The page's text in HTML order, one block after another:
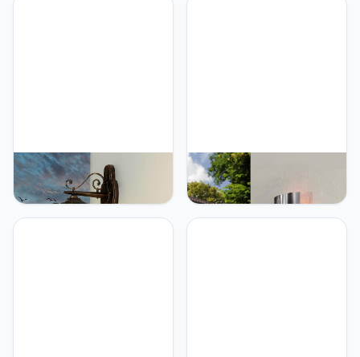
Licht-Erlebnisse
Nostalgische muur
buitenlamp "Brest" in
antiek zwart/van gegoten
Licht-Erlebnisse LYNMARK
Moderne buitenlamp met
bewegingsmelder
roestvrij staal IP44 E27